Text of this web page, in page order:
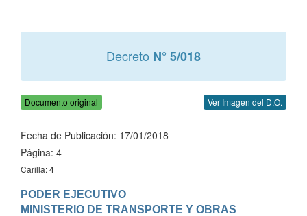
Decreto N° 5/018
Documento original Ver Imagen del D.O.
Fecha de Publicación: 17/01/2018
Página: 4
Carilla: 4
PODER EJECUTIVO
MINISTERIO DE TRANSPORTE Y OBRAS